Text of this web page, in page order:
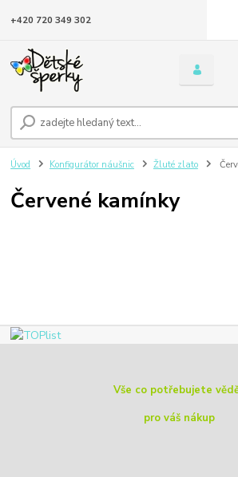
+420 720 349 302
Úvod Konfigurátor náušnic Žluté zlato
Červené kamínky
Vše co potřebujete
pro váš nákup